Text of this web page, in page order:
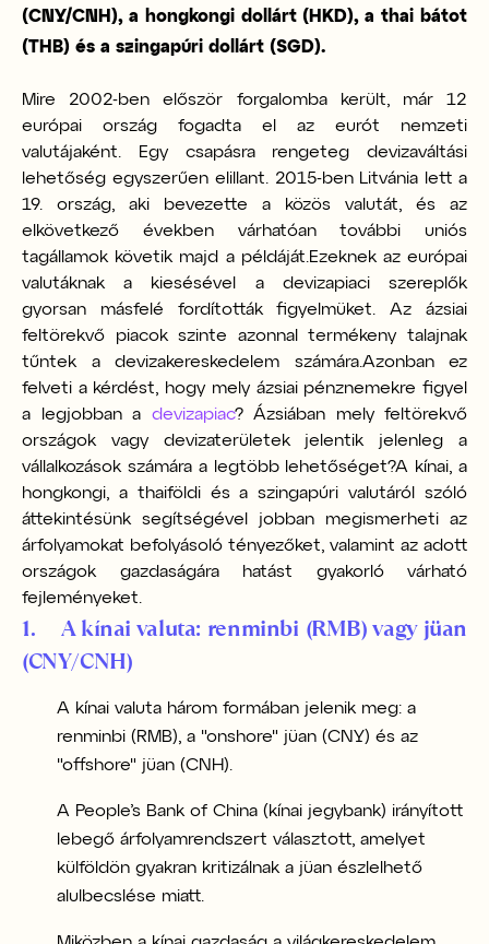
(CNY/CNH), a hongkongi dollárt (HKD), a thai bátot
(THB) és a szingapúri dollárt (SGD).
Mire 2002-ben először forgalomba került, már 12
európai ország fogadta el az eurót nemzeti
valutájaként. Egy csapásra rengeteg devizaváltási
lehetőség egyszerűen elillant. 2015-ben Litvánia lett a
19. ország, aki bevezette a közös valutát, és az
elkövetkező években várhatóan további uniós
tagállamok követik majd a példáját. Ezeknek az európai
valutáknak a kiesésével a devizapiaci szereplők
gyorsan másfelé fordították figyelmüket. Az ázsiai
feltörekvő piacok szinte azonnal termékeny talajnak
tűntek a devizakereskedelem számára. Azonban ez
felveti a kérdést, hogy mely ázsiai pénznemekre figyel
a legjobban a devizapiac? Ázsiában mely feltörekvő
országok vagy devizaterületek jelentik jelenleg a
vállalkozások számára a legtöbb lehetőséget?A kínai, a
hongkongi, a thaiföldi és a szingapúri valutáról szóló
áttekintésünk segítségével jobban megismerheti az
árfolyamokat befolyásoló tényezőket, valamint az adott
országok gazdaságára hatást gyakorló várható
fejleményeket.
1. A kínai valuta: renminbi (RMB) vagy jüan
(CNY/CNH)
A kínai valuta három formában jelenik meg: a
renminbi (RMB), a "onshore" jüan (CNY) és az
"offshore" jüan (CNH).
A People’s Bank of China (kínai jegybank) irányított
lebegő árfolyamrendszert választott, amelyet
külföldön gyakran kritizálnak a jüan észlelhető
alulbecslése miatt.